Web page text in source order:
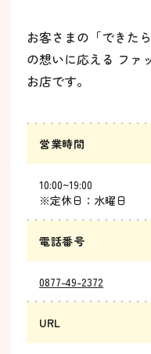
お客さまの「できた
の想いに応える ファ
お店です。
営業時間
10:00~19:00
※定休日：水曜日
電話番号
0877-49-2372
URL